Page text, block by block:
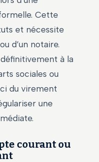
Cette
et nécessite
d’un notaire.
à la
sociales ou
du virement
une
courant ou